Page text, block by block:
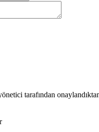
tarafından